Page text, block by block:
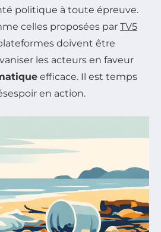
politique à toute épreuve.
celles proposées par TV5
doivent être
les acteurs en faveur
efficace. Il est temps
en action.